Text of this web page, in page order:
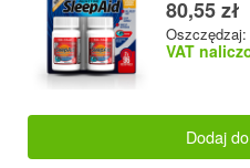
80,55 zł
Oszczędzaj:
VAT
Dodaj